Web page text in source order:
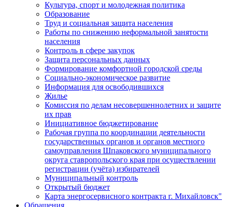
Культура, спорт и молодежная политика
Образование
Труд и социальная защита населения
Работы по снижению неформальной занятости
населения
Контроль в сфере закупок
Защита персональных данных
Формирование комфортной городской среды
Социально-экономическое развитие
Информация для освободившихся
Жилье
Комиссия по делам несовершеннолетних и защите
их прав
Инициативное бюджетирование
Рабочая группа по координации деятельности
государственных органов и органов местного
самоуправления Шпаковского муниципального
округа ставропольского края при осуществлении
регистрации (учёта) избирателей
Муниципальный контроль
Открытый бюджет
Карта энергосервисного контракта г. Михайловск"
Обращения